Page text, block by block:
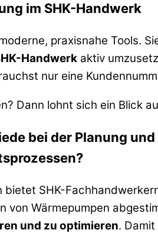
im SHK-Handwerk
praxisnahe Tools.
Handwerk aktiv
nur eine
Dann lohnt sich ein Blick
bei der Planung
bietet SHK-
von Wärmepumpen
und zu optimieren.